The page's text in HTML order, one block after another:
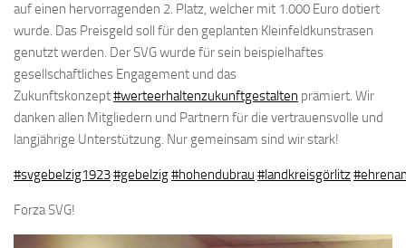
auf einen hervorragenden 2. Platz, welcher mit 1.000 Euro dotiert
wurde. Das Preisgeld soll für den geplanten Kleinfeldkunstrasen
genutzt werden. Der SVG wurde für sein beispielhaftes
gesellschaftliches Engagement und das
Zukunftskonzept#werteerhaltenzukunftgestalten prämiert. Wir
danken allen Mitgliedern und Partnern für die vertrauensvolle und
langjährige Unterstützung. Nur gemeinsam sind wir stark!
#svgebelzig1923#gebelzig#hohendubrau #landkreisgörlitz
Forza SVG!